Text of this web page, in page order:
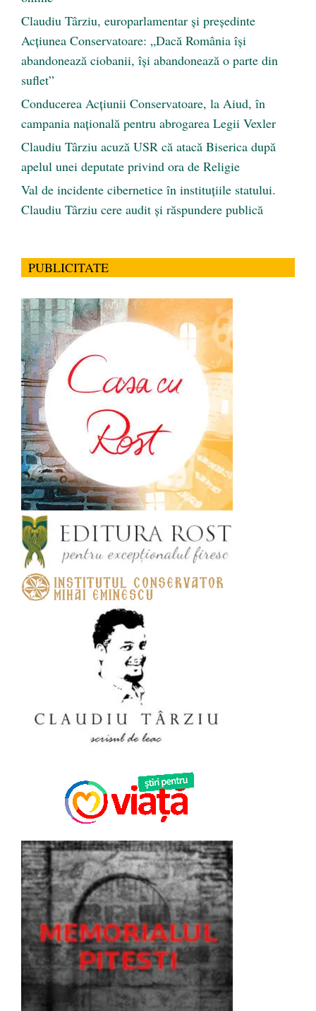
Claudiu Târziu, europarlamentar și președinte
Acțiunea Conservatoare: „Dacă România își
abandonează ciobanii, își abandonează o parte din
suflet”
Conducerea Acțiunii Conservatoare, la Aiud, în
campania națională pentru abrogarea Legii Vexler
Claudiu Târziu acuză USR că atacă Biserica după
apelul unei deputate privind ora de Religie
Val de incidente cibernetice în instituțiile statului.
Claudiu Târziu cere audit și răspundere publică
PUBLICITATE